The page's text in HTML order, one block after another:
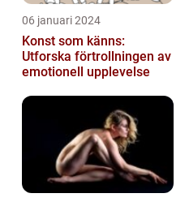
06 januari 2024
Konst som känns:
Utforska förtrollningen av
emotionell upplevelse